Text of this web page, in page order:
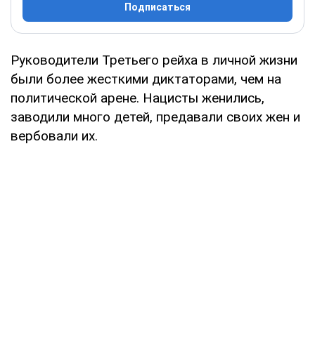
Подписаться
Руководители Третьего рейха в личной жизни
были более жесткими диктаторами, чем на
политической арене. Нацисты женились,
заводили много детей, предавали своих жен и
вербовали их.